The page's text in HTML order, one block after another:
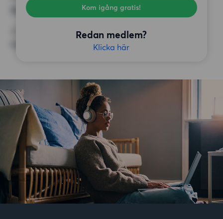
Kom igång gratis!
Redan medlem?
Klicka här
Balkong,
ÖVRIGA PREFERENSER
Inga speciella preferenser